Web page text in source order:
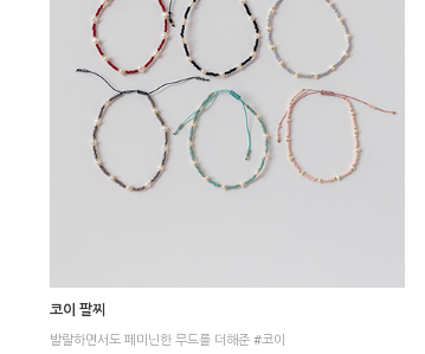
코이 팔찌
발랄하면서도 페미닌한 무드를 더해준 #코이